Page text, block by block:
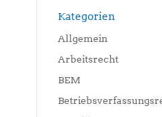
Kategorien
Allgemein
Arbeitsrecht
BEM